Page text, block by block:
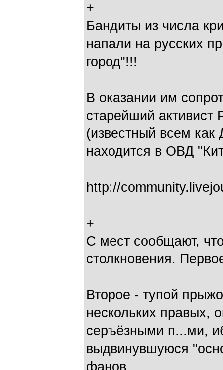
+
Бандиты из числа
напали на русских
город"!!!
В оказании им
старейший
(известный всем
находится в ОВД
http://
+
С мест сообщают,
столкновения.
Второе - тупой
нескольких правых,
серъёзными п...ми,
выдвинувшуюся
фанов.